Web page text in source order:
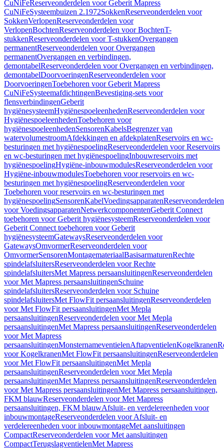
CuNiFeReserveonderdelen voor Geberit Mapress
CuNiFeSysteembuizen 2.1972SokkenReserveonderdelen voor
SokkenVerlopenReserveonderdelen voor
VerlopenBochtenReserveonderdelen voor BochtenT-
stukkenReserveonderdelen voor T-stukkenOvergangen
permanentReserveonderdelen voor Overgangen
permanentOvergangen en verbindingen,
demontabelReserveonderdelen voor Overgangen en verbindingen,
demontabelDoorvoeringenReserveonderdelen voor
DoorvoeringenToebehoren voor Geberit Mapress
CuNiFeSysteemafdichtingenBevestiging-sets voor
flensverbindingenGeberit
hygiënesysteemHygiënespoeleenhedenReserveonderdelen voor
HygiënespoeleenhedenToebehoren voor
hygiënespoeleenhedenSensorenKabelsBegrenzer van
watervolumestroomAfdekkingen en afdekplatenReservoirs en wc-
besturingen met hygiënespoelingReserveonderdelen voor Reservoirs
en wc-besturingen met hygiënespoelingInbouwreservoirs met
hygiënespoelingHygiëne-inbouwmodulesReserveonderdelen voor
Hygiëne-inbouwmodulesToebehoren voor reservoirs en wc-
besturingen met hygiënespoelingReserveonderdelen voor
Toebehoren voor reservoirs en wc-besturingen met
hygiënespoelingSensorenKabelVoedingsapparatenReserveonderdelen
voor VoedingsapparatenNetwerkcomponentenGeberit Connect
toebehoren voor Geberit hygiënesysteemReserveonderdelen voor
Geberit Connect toebehoren voor Geberit
hygiënesysteemGatewaysReserveonderdelen voor
GatewaysOmvormerReserveonderdelen voor
OmvormerSensorenMontagemateriaalBasisarmaturenRechte
spindelafsluitersReserveonderdelen voor Rechte
spindelafsluitersMet Mapress persaansluitingenReserveonderdelen
voor Met Mapress persaansluitingenSchuine
spindelafsluitersReserveonderdelen voor Schuine
spindelafsluitersMet FlowFit persaansluitingenReserveonderdelen
voor Met FlowFit persaansluitingenMet Mepla
persaansluitingenReserveonderdelen voor Met Mepla
persaansluitingenMet Mapress persaansluitingenReserveonderdelen
voor Met Mapress
persaansluitingenMonsternameventielenAftapventielenKogelkranen
voor KogelkranenMet FlowFit persaansluitingenReserveonderdelen
voor Met FlowFit persaansluitingenMet Mepla
persaansluitingenReserveonderdelen voor Met Mepla
persaansluitingenMet Mapress persaansluitingenReserveonderdelen
voor Met Mapress persaansluitingenMet Mapress persaansluitingen,
FKM blauwReserveonderdelen voor Met Mapress
persaansluitingen, FKM blauwAfsluit- en verdelereenheden voor
inbouwmontageReserveonderdelen voor Afsluit- en
verdelereenheden voor inbouwmontageMet aansluitingen
CompactReserveonderdelen voor Met aansluitingen
CompactTerugslagventielenMet Mapress